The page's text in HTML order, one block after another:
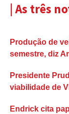
| As três
Produção de
semestre, diz
Presidente
viabilidade de
Endrick cita